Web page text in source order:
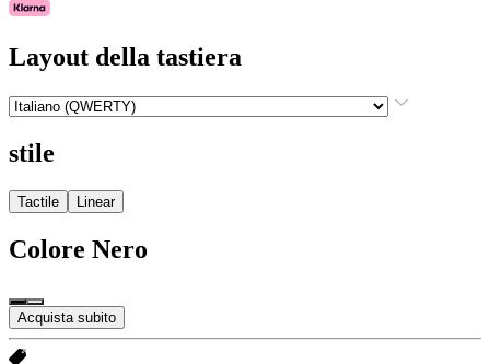
Layout della tastiera
stile
Tactile Linear
Colore Nero
Acquista subito